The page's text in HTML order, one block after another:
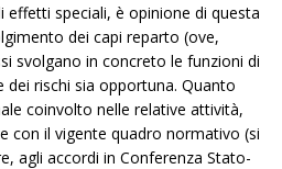
speciali, è opinione di questa
dei capi reparto (ove,
svolgano in concreto le funzioni di
rischi sia opportuna. Quanto
coinvolto nelle relative attività,
con il vigente quadro normativo (si
agli accordi in Conferenza Stato-